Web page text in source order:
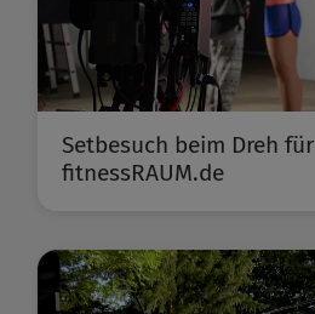
Setbesuch beim Dreh für
fitnessRAUM.de